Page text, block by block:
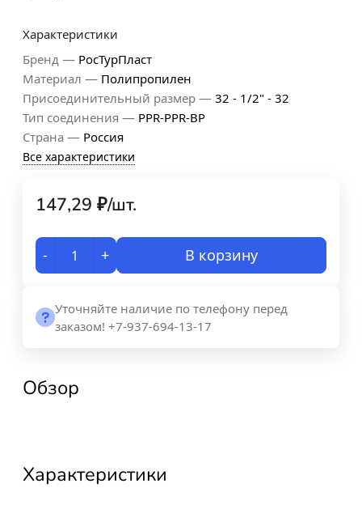
Характеристики
Бренд — РосТурПласт
Материал — Полипропилен
Присоединительный размер — 32 - 1/2" - 32
Тип соединения — PPR-PPR-ВР
Страна — Россия
Все характеристики
147,29 ₽/шт.
- + В корзину
Уточняйте наличие по телефону перед
заказом! +7-937-694-13-17
Обзор
Характеристики